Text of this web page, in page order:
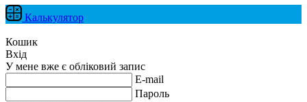
Калькулятор
Кошик
Вхід
У мене вже є обліковий запис
E-mail
Пароль